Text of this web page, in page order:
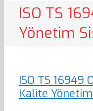
ISO TS
Yönetim
ISO TS 16949
Kalite